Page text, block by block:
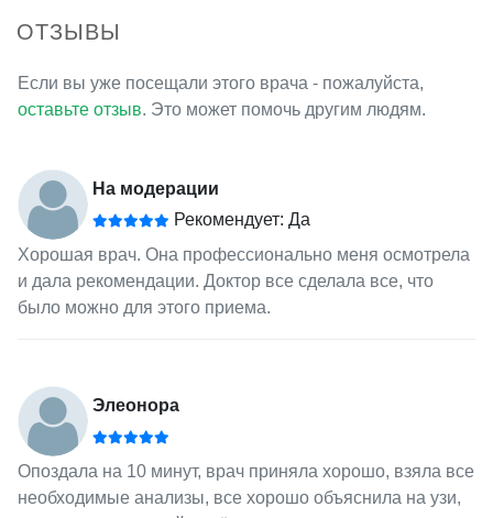
ОТЗЫВЫ
Если вы уже посещали этого врача - пожалуйста,
оставьте отзыв. Это может помочь другим людям.
На модерации
Рекомендует: Да
Хорошая врач. Она профессионально меня осмотрела
и дала рекомендации. Доктор все сделала все, что
было можно для этого приема.
Элеонора
Опоздала на 10 минут, врач приняла хорошо, взяла все
необходимые анализы, все хорошо объяснила на узи,